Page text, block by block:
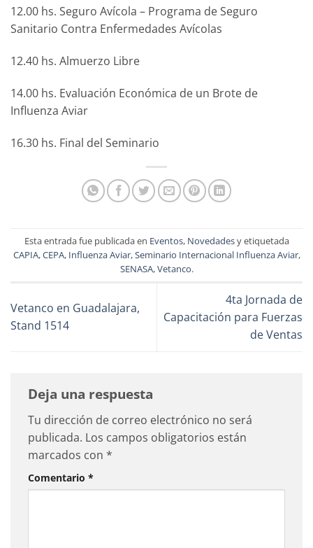
12.00 hs. Seguro Avícola – Programa de Seguro
Sanitario Contra Enfermedades Avícolas
12.40 hs. Almuerzo Libre
14.00 hs. Evaluación Económica de un Brote de
Influenza Aviar
16.30 hs. Final del Seminario
Esta entrada fue publicada en Eventos, Novedadesy etiquetada
CAPIA,CEPA, Influenza Aviar,Seminario Internacional Influenza Aviar,
SENASA,Vetanco.
Vetanco en Guadalajara,
Stand 1514
4ta Jornada de
Capacitación para Fuerzas
de Ventas
Deja una respuesta
Tu dirección de correo electrónico no será
publicada. Los campos obligatorios están
marcados con *
Comentario *